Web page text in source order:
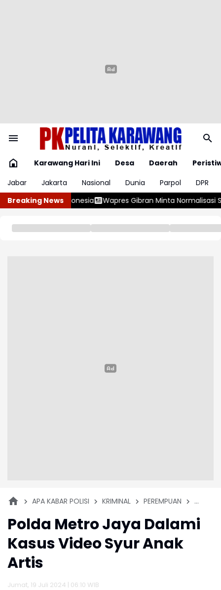
Karawang Hari Ini Desa Daerah
Jabar
Jakarta Nasional Dunia Parpol
DPR
Breaking News
Minta Normalisasi Sungai Dipercepat di Tengah Pemulihan
APA KABAR POLISI KRIMINAL PEREMPUAN
Polda Metro Jaya Dalami
Kasus Video Syur Anak
Artis
Jumat, 19 Juli 2024 | 06:10 WIB